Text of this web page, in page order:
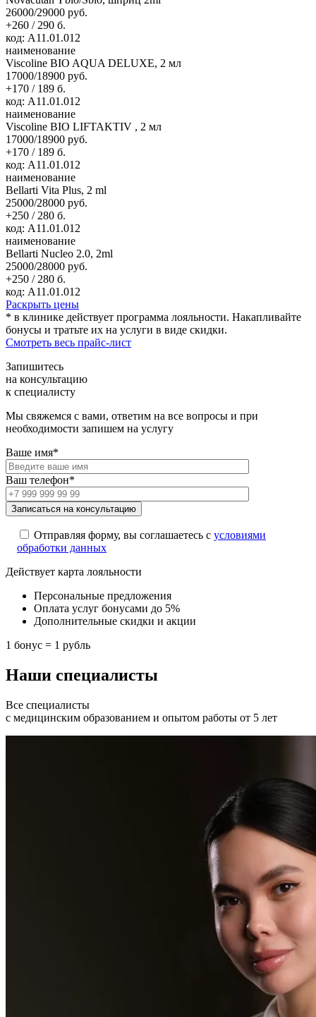
26000/29000 руб.
+260 / 290 б.
код: А11.01.012
наименование
Viscoline BIO AQUA DELUXE, 2 мл
17000/18900 руб.
+170 / 189 б.
код: А11.01.012
наименование
Viscoline BIO LIFTAKTIV , 2 мл
17000/18900 руб.
+170 / 189 б.
код: А11.01.012
наименование
Bellarti Vita Plus, 2 ml
25000/28000 руб.
+250 / 280 б.
код: А11.01.012
наименование
Bellarti Nucleo 2.0, 2ml
25000/28000 руб.
+250 / 280 б.
код: А11.01.012
Раскрыть цены
* в клинике действует программа лояльности. Накапливайте
бонусы и тратьте их на услуги в виде скидки.
Смотреть весь прайс-лист
Запишитесь
на консультацию
к специалисту
Мы свяжемся с вами, ответим на все вопросы и при
необходимости запишем на услугу
Ваше имя*
Ваш телефон*
Отправляя форму, вы соглашаетесь с условиями
обработки данных
Действует карта лояльности
Персональные предложения
Оплата услуг бонусами до 5%
Дополнительные скидки и акции
1 бонус = 1 рубль
Наши специалисты
Все специалисты
с медицинским образованием и опытом работы от 5 лет